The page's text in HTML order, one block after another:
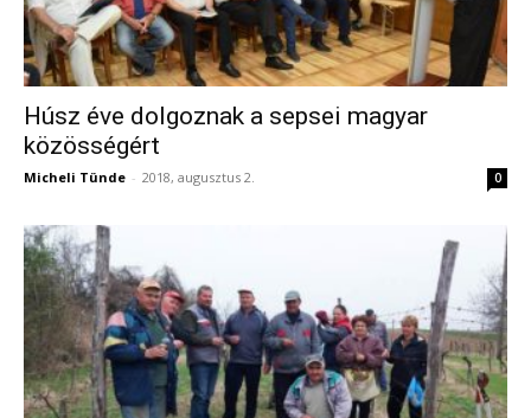
Húsz éve dolgoznak a sepsei magyar
közösségért
Micheli Tünde - 2018, augusztus 2. 0